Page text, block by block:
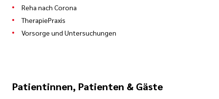
Reha nach Corona
TherapiePraxis
Vorsorge und Untersuchungen
Patientinnen, Patienten & Gäste